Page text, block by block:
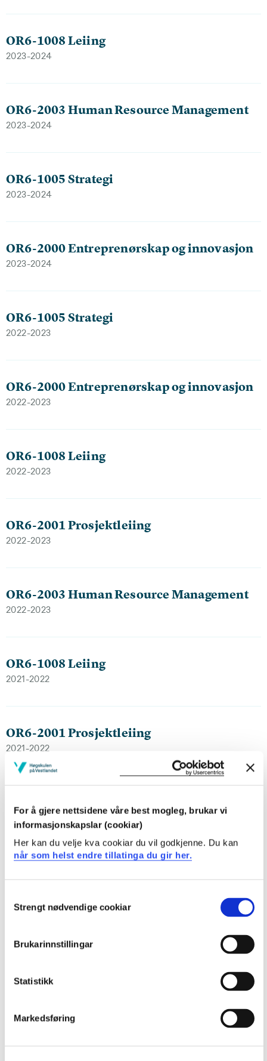
For å gjere nettsidene våre best mogleg, brukar vi
informasjonskapslar (cookiar)
Her kan du velje kva cookiar du vil godkjenne. Du kan
når som helst endre tillatinga du gir her.
Selection
Strengt nødvendige cookiar
Brukarinnstillingar
Statistikk
Markedsføring
OR6-1008 Leiing
2023-2024
OR6-2003 Human Resource Management
2023-2024
OR6-1005 Strategi
2023-2024
OR6-2000 Entreprenørskap og innovasjon
2023-2024
OR6-1005 Strategi
2022-2023
OR6-2000 Entreprenørskap og innovasjon
2022-2023
OR6-1008 Leiing
2022-2023
OR6-2001 Prosjektleiing
2022-2023
OR6-2003 Human Resource Management
2022-2023
OR6-1008 Leiing
2021-2022
OR6-2001 Prosjektleiing
2021-2022
OR6-2003 Human Resource Management
2021-2022
OR6-2000 Entreprenørskap og innovasjon
2020-2021